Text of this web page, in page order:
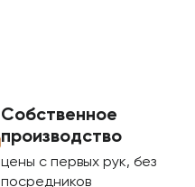
Собственное
производство
цены с первых рук, без
посредников